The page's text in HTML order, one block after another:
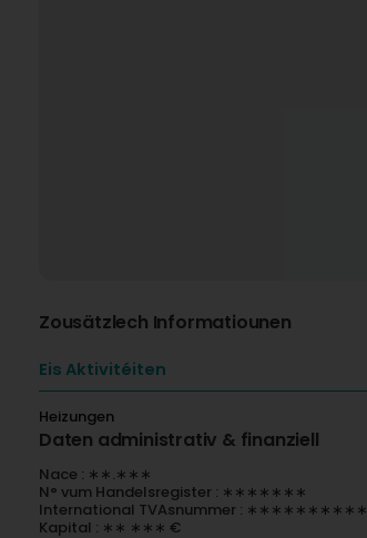
Zousätzlech Informatiounen
Eis Aktivitéiten
Heizungen
Daten administrativ & finanziell
Nace : ∗∗.∗∗∗
N° vum Handelsregister : ∗∗∗∗∗∗∗
International TVAsnummer : ∗∗∗∗∗∗∗∗∗∗
Kapital : ∗∗ ∗∗∗ €